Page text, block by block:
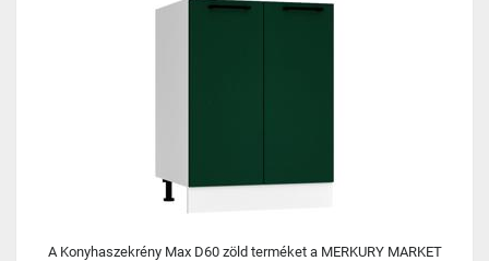
A Konyhaszekrény Max D60 zöld terméket a MERKURY MARKET